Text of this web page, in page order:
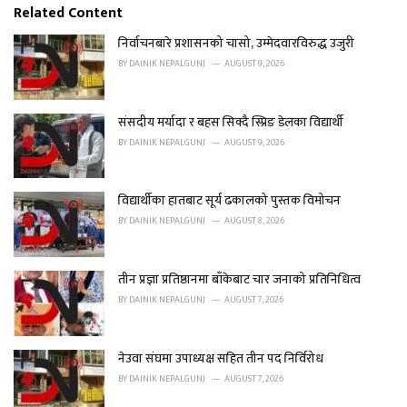
e
o
r
i
e
:
Related Content
निर्वाचनबारे प्रशासनको चासो, उम्मेदवारविरुद्ध उजुरी
BYDAINIK NEPALGUNJ AUGUST 9, 2026
संसदीय मर्यादा र बहस सिक्दै स्प्रिङ डेलका विद्यार्थी
BYDAINIK NEPALGUNJ AUGUST 9, 2026
विद्यार्थीका हातबाट सूर्य ढकालको पुस्तक विमोचन
BYDAINIK NEPALGUNJ AUGUST 8, 2026
तीन प्रज्ञा प्रतिष्ठानमा बाँकेबाट चार जनाको प्रतिनिधित्व
BYDAINIK NEPALGUNJ AUGUST 7, 2026
नेउवा संघमा उपाध्यक्ष सहित तीन पद निर्विरोध
BYDAINIK NEPALGUNJ AUGUST 7, 2026